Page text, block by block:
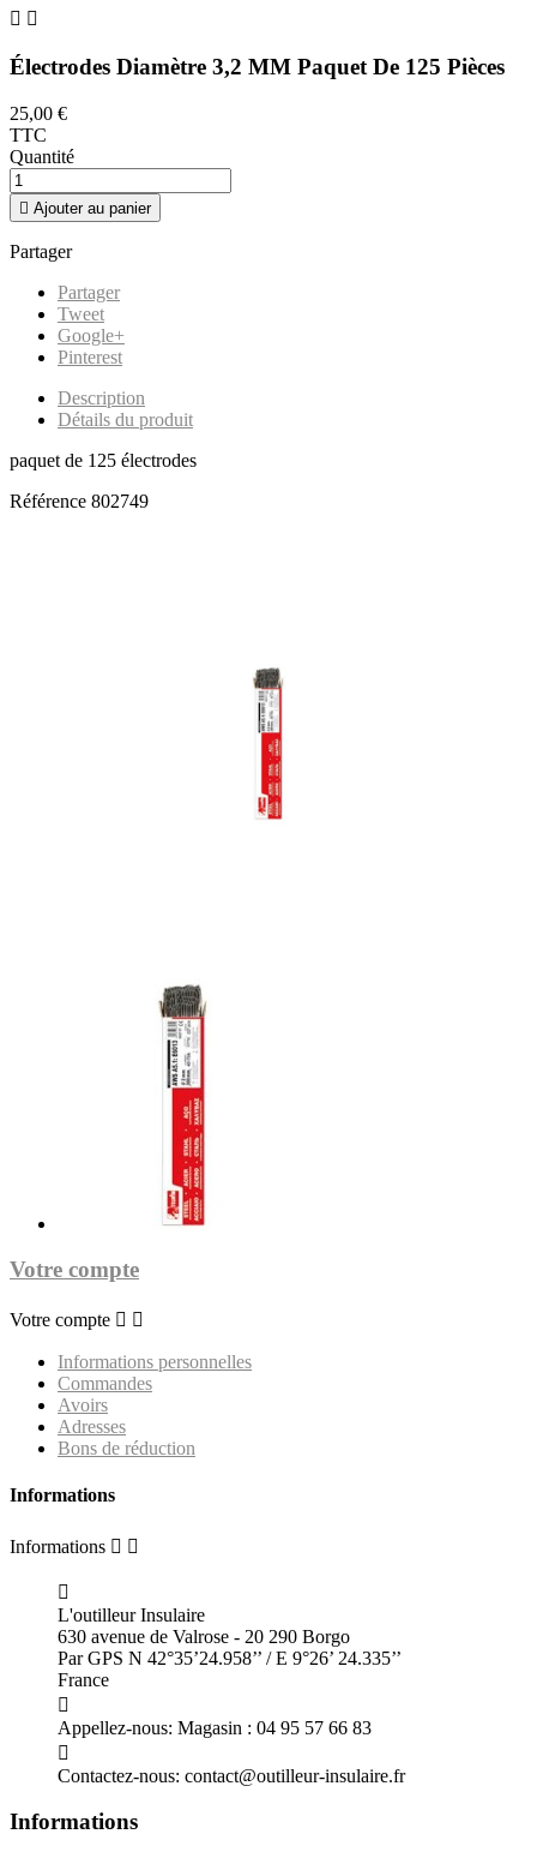
 
Électrodes Diamètre 3,2 MM Paquet De 125 Pièces
25,00 €
TTC
Quantité
 Ajouter au panier
Partager
Partager
Tweet
Google+
Pinterest
Description
Détails du produit
paquet de 125 électrodes
Référence 802749
Votre compte
Votre compte  
Informations personnelles
Commandes
Avoirs
Adresses
Bons de réduction
Informations
Informations  

L'outilleur Insulaire
630 avenue de Valrose - 20 290 Borgo
Par GPS N 42°35’24.958’’ / E 9°26’ 24.335’’
France

Appellez-nous: Magasin : 04 95 57 66 83

Contactez-nous: contact@outilleur-insulaire.fr
Informations